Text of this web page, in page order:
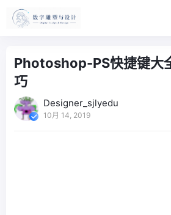
Photoshop-PS快捷键大
巧
Designer_sjlyedu
10月 14, 2019